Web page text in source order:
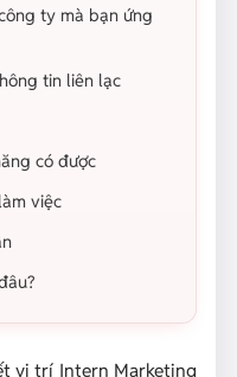
ty mà bạn ứng
tin liên lạc
có được
việc
vị trí Intern Marketing